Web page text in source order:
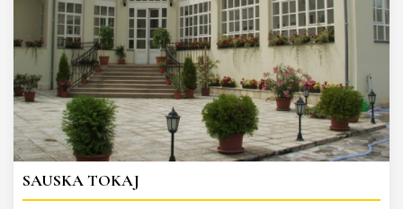
SAUSKA TOKAJ